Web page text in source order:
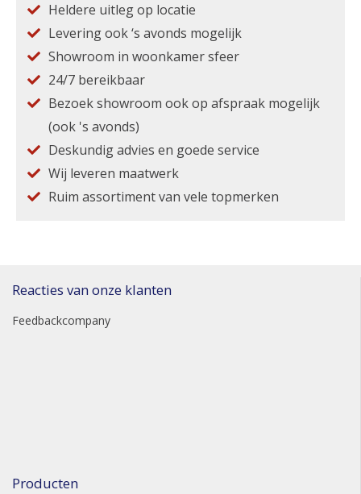
Heldere uitleg op locatie
Levering ook ‘s avonds mogelijk
Showroom in woonkamer sfeer
24/7 bereikbaar
Bezoek showroom ook op afspraak mogelijk
(ook 's avonds)
Deskundig advies en goede service
Wij leveren maatwerk
Ruim assortiment van vele topmerken
Reacties van onze klanten
Feedbackcompany
Producten